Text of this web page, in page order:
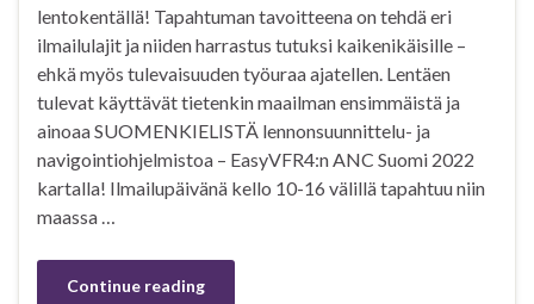
lentokentällä! Tapahtuman tavoitteena on tehdä eri
ilmailulajit ja niiden harrastus tutuksi kaikenikäisille –
ehkä myös tulevaisuuden työuraa ajatellen. Lentäen
tulevat käyttävät tietenkin maailman ensimmäistä ja
ainoaa SUOMENKIELISTÄ lennonsuunnittelu- ja
navigointiohjelmistoa – EasyVFR4:n ANC Suomi 2022
kartalla! Ilmailupäivänä kello 10-16 välillä tapahtuu niin
maassa …
Continue reading